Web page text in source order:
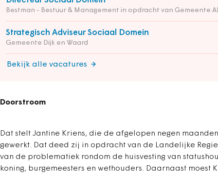
Bestman - Bestuur & Management in opdracht van Gemeente
Strategisch Adviseur Sociaal Domein
Gemeente Dijk en Waard
Bekijk alle vacatures
Doorstroom
Dat stelt Jantine Kriens, die de afgelopen negen
gewerkt. Dat deed zij in opdracht van de Landelijke
van de problematiek rondom de huisvesting van
koning, burgemeesters en wethouders. Daarnaast